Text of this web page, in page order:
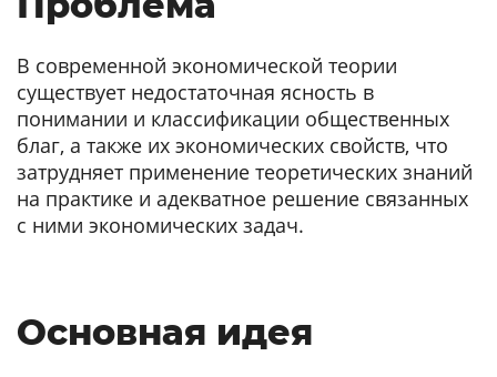
В современной экономической теории
существует недостаточная ясность в
понимании и классификации общественных
благ, а также их экономических свойств, что
затрудняет применение теоретических знаний
на практике и адекватное решение связанных
с ними экономических задач.
Основная идея